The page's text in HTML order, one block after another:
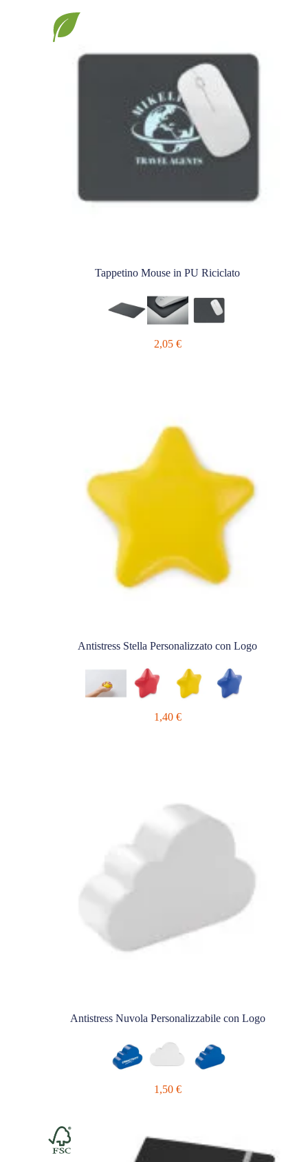
Tappetino Mouse in PU Riciclato
2,05 €
Antistress Stella Personalizzato con Logo
1,40 €
Antistress Nuvola Personalizzabile con Logo
1,50 €